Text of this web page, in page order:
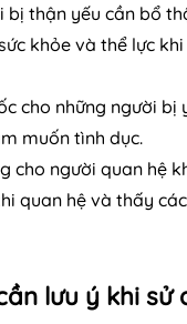
bị thận yếu cần bổ
khỏe và thể lực
cho những người bị
muốn tình dục.
cho người quan hệ
quan hệ và thấy
lưu ý khi sử